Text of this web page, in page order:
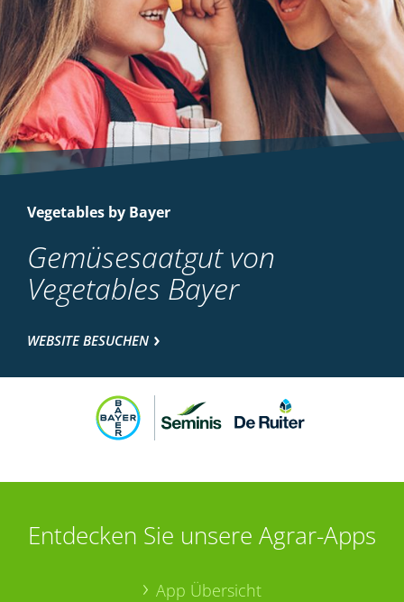
Vegetables by Bayer
Gemüsesaatgut von
Vegetables Bayer
WEBSITE BESUCHEN
Entdecken Sie unsere Agrar-Apps
App Übersicht